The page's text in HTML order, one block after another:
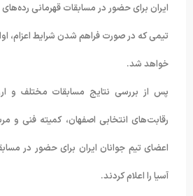
ایران برای حضور در مسابقات قهرمانی رده‌های
تیمی که در صورت فراهم شدن شرایط اعزام،
خواهد شد.
پس از بررسی نتایج مسابقات مختلف و
رقابت‌های انتخابی اصفهان، کمیته فنی و
اعضای تیم جوانان ایران برای حضور در
آسیا را اعلام کردند.